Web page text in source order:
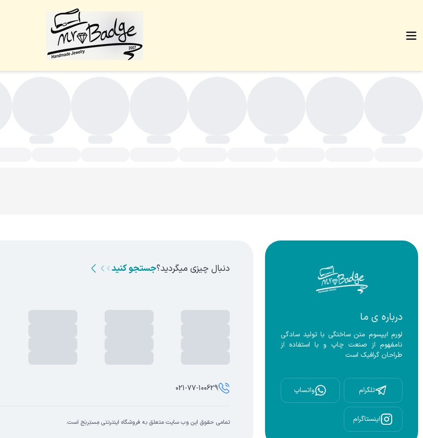
درباره ی ما
نامفهوم از صنعت چاپ و با استفاده از
طراحان گرافیک است
تلگرام واتساپ
اینستاگرام
دنبال چیزی میگردید؟جستجو کنید
021-77-100629
تمامی حقوق این وب سایت متعلق به فروشگاه اینترنتی مِستِربَج است.